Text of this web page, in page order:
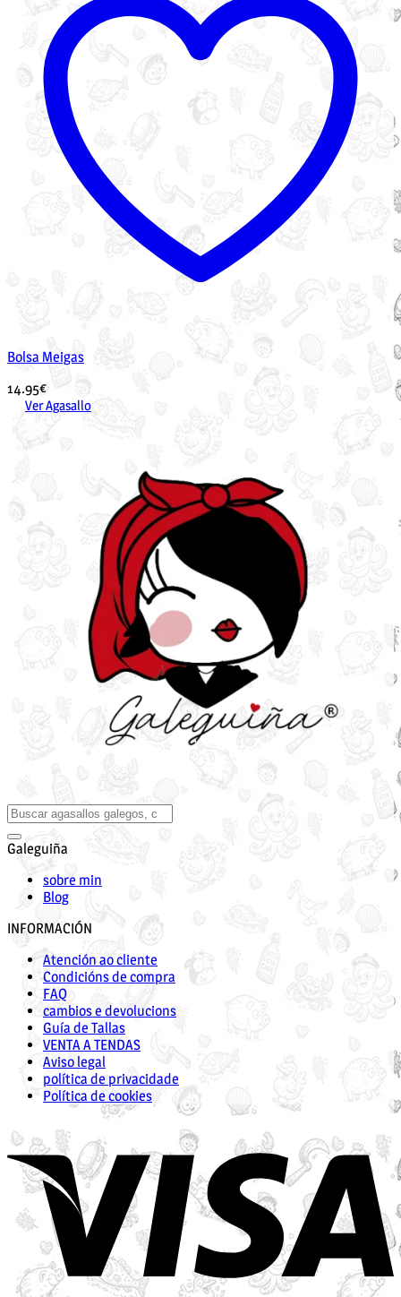
Bolsa Meigas
14.95€
Ver Agasallo
Galeguiña
sobre min
Blog
INFORMACIÓN
Atención ao cliente
Condicións de compra
FAQ
cambios e devolucions
Guía de Tallas
VENTA A TENDAS
Aviso legal
política de privacidade
Política de cookies